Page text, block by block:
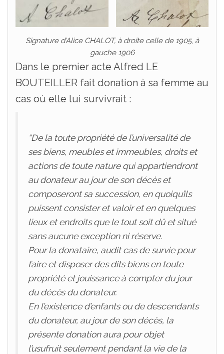
Signature d’Alice CHALOT, à droite celle de 1905, à
gauche 1906
Dans le premier acte Alfred LE
BOUTEILLER fait donation à sa femme au
cas où elle lui survivrait :
“De la toute propriété de l’universalité de
ses biens, meubles et immeubles, droits et
actions de toute nature qui appartiendront
au donateur au jour de son décès et
composeront sa succession, en quoiqu’ils
puissent consister et valoir et en quelques
lieux et endroits que le tout soit dû et situé
sans aucune exception ni réserve.
Pour la donataire, audit cas de survie pour
faire et disposer des dits biens en toute
propriété et jouissance à compter du jour
du décès du donateur.
En l’existence d’enfants ou de descendants
du donateur, au jour de son décès, la
présente donation aura pour objet
l’usufruit seulement pendant la vie de la